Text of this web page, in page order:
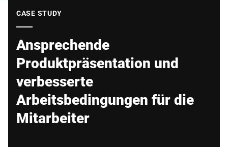
CASE STUDY
Ansprechende
Produktpräsentation und
verbesserte
Arbeitsbedingungen für die
Mitarbeiter